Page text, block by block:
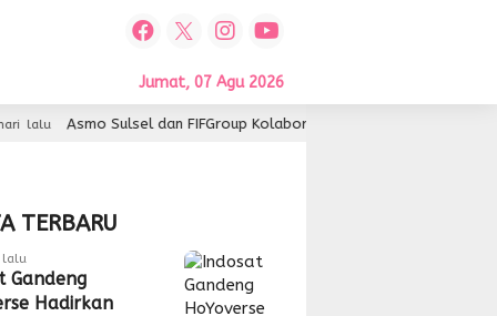
Jumat, 07 Agu 2026
dan FIFGroup Kolaborasi Hadirkan Service Gratis, Hiburan, hingga
TERBARU
lalu
Gandeng
Hadirkan